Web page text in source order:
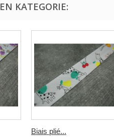
KATEGORIE:
Biais plié...